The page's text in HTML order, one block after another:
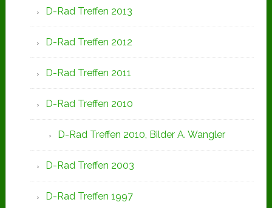
D-Rad Treffen 2013
D-Rad Treffen 2012
D-Rad Treffen 2011
D-Rad Treffen 2010
D-Rad Treffen 2010, Bilder A. Wangler
D-Rad Treffen 2003
D-Rad Treffen 1997